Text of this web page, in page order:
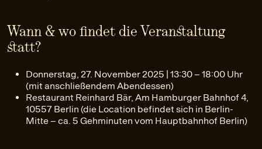
Wann & wo findet die Veranstaltung
statt?
Donnerstag, 27. November 2025 | 13:30 – 18:00 Uhr
(mit anschließendem Abendessen)
Restaurant Reinhard Bär, Am Hamburger Bahnhof 4,
10557 Berlin (die Location befindet sich in Berlin-
Mitte – ca. 5 Gehminuten vom Hauptbahnhof Berlin)